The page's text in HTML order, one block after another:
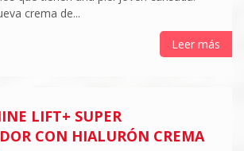
crema de...
Leer más
LIFT+ SUPER
CON HIALURÓN CREMA